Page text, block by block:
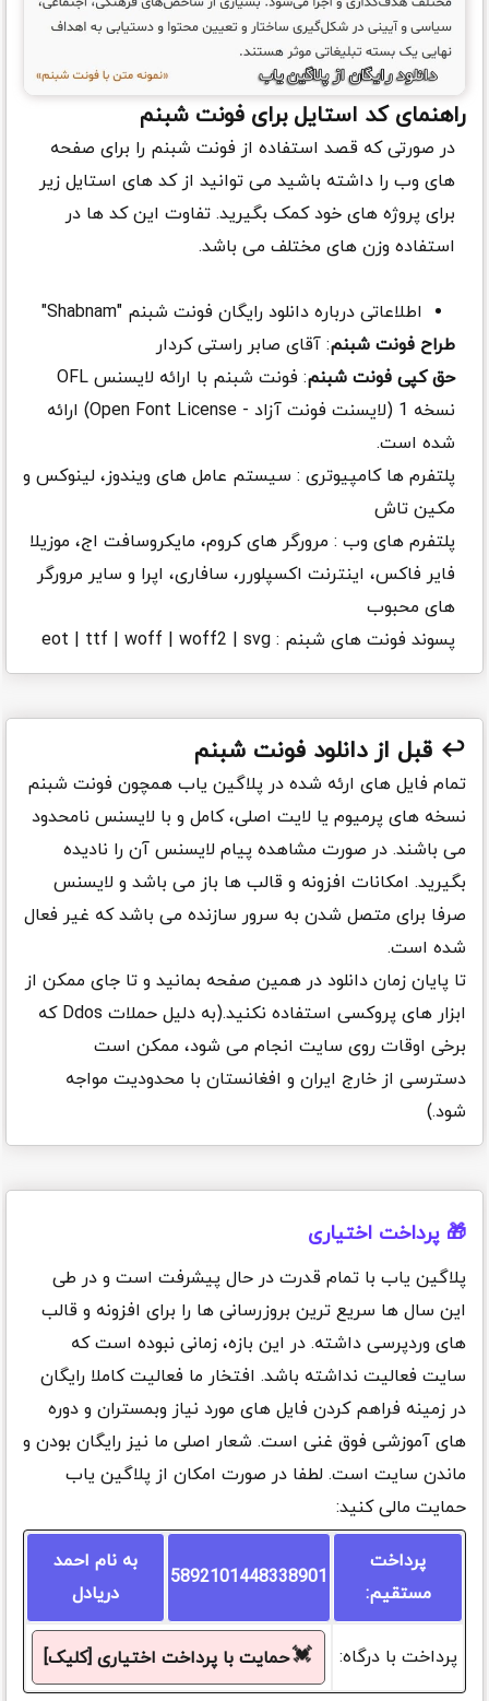
راهنمای کد استایل برای فونت شبنم
در صورتی که قصد استفاده از فونت شبنم را برای صفحه
های وب را داشته باشید می توانید از کد های استایل زیر
برای پروژه های خود کمک بگیرید. تفاوت این کد ها در
استفاده وزن های مختلف می باشد.
اطلاعاتی درباره دانلود رایگان فونت شبنم "Shabnam"
طراح فونت شبنم: آقای صابر راستی کردار
حق کپی فونت شبنم
: فونت شبنم با ارائه لایسنس OFL
نسخه 1 (لایسنت فونت آزاد - Open Font License) ارائه
شده است.
پلتفرم ها کامپیوتری : سیستم عامل های ویندوز، لینوکس و
مکین تاش
پلتفرم های وب : مرورگر های کروم، مایکروسافت اج، موزیلا
فایر فاکس، اینترنت اکسپلورر، سافاری، اپرا و سایر مرورگر
های محبوب
پسوند فونت های شبنم : eot | ttf | woff | woff2 | svg
↩️ قبل از دانلود فونت شبنم
تمام فایل های ارئه شده در پلاگین یاب همچون فونت شبنم
نسخه های پرمیوم یا لایت اصلی، کامل و با لایسنس نامحدود
می باشند. در صورت مشاهده پیام لایسنس آن را نادیده
بگیرید. امکانات افزونه و قالب ها باز می باشد و لایسنس
صرفا برای متصل شدن به سرور سازنده می باشد که غیر فعال
شده است.
تا پایان زمان دانلود در همین صفحه بمانید و تا جای ممکن از
ابزار های پروکسی استفاده نکنید.(به دلیل حملات Ddos که
برخی اوقات روی سایت انجام می شود، ممکن است
دسترسی از خارج ایران و افغانستان با محدودیت مواجه
شود.)
🎁 پرداخت اختیاری
پلاگین یاب با تمام قدرت در حال پیشرفت است و در طی
این سال ها سریع ترین بروزرسانی ها را برای افزونه و قالب
های وردپرسی داشته. در این بازه، زمانی نبوده است که
سایت فعالیت نداشته باشد. افتخار ما فعالیت کاملا رایگان
در زمینه فراهم کردن فایل های مورد نیاز وبمستران و دوره
های آموزشی فوق غنی است. شعار اصلی ما نیز رایگان بودن و
ماندن سایت است. لطفا در صورت امکان از پلاگین یاب
حمایت مالی کنید:
پرداخت
مستقیم:
5892101448338901
به نام احمد
دریادل
پرداخت با درگاه: 💓حمایت با پرداخت اختیاری [کلیک]